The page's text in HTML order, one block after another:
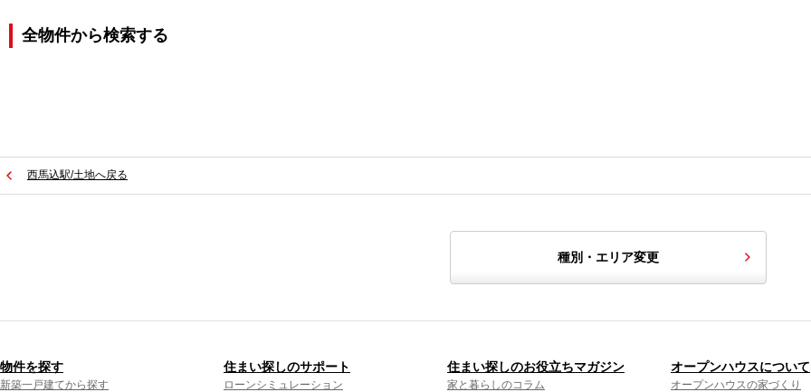
全物件から検索する
西馬込駅/土地へ戻る
種別・エリア変更
物件を探す
新築一戸建てから探す
住まい探しのサポート
ローンシミュレーション
住まい探しのお役立ちマガジン
家と暮らしのコラム
オープンハウスについて
オープンハウスの家づくり